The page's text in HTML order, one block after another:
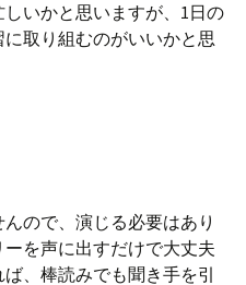
いかと思いますが、1日の
取り組むのがいいかと思
ので、演じる必要はあり
を声に出すだけで大丈夫
、棒読みでも聞き手を引